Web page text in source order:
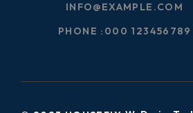
INFO@EXAMPLE.COM
PHONE : 000 123456789